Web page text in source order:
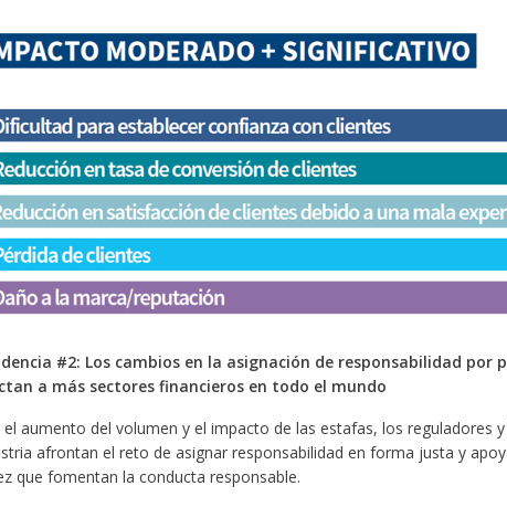
#2: Los cambios en la asignación de responsabilidad por
a más sectores financieros en todo el mundo
el aumento del volumen y el impacto de las estafas, los reguladores
afrontan el reto de asignar responsabilidad en forma justa y
que fomentan la conducta responsable.